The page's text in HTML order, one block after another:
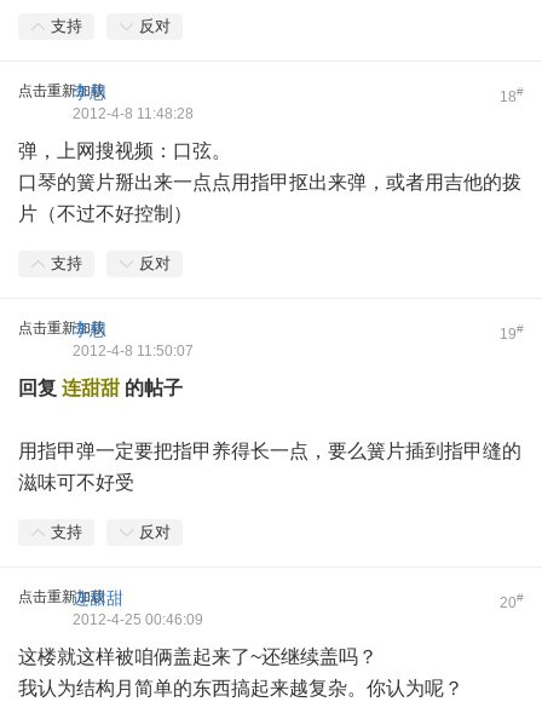
支持 反对
点击重新加载 18#
李想
2012-4-8 11:48:28
弹，上网搜视频：口弦。
口琴的簧片掰出来一点点用指甲抠出来弹，或者用吉他的拨
片（不过不好控制）
支持 反对
点击重新加载 19#
李想
2012-4-8 11:50:07
回复 连甜甜 的帖子
用指甲弹一定要把指甲养得长一点，要么簧片插到指甲缝的
滋味可不好受
支持 反对
点击重新加载 20#
连甜甜
2012-4-25 00:46:09
这楼就这样被咱俩盖起来了~还继续盖吗？
我认为结构月简单的东西搞起来越复杂。你认为呢？